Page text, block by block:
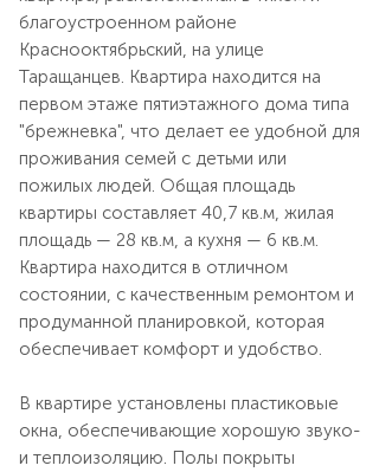
благоустроенном районе
Краснооктябрьский, на улице
Таращанцев. Квартира находится на
первом этаже пятиэтажного дома типа
"брежневка", что делает ее удобной для
проживания семей с детьми или
пожилых людей. Общая площадь
квартиры составляет 40,7 кв.м, жилая
площадь — 28 кв.м, а кухня — 6 кв.м.
Квартира находится в отличном
состоянии, с качественным ремонтом и
продуманной планировкой, которая
обеспечивает комфорт и удобство.
В квартире установлены пластиковые
окна, обеспечивающие хорошую звуко-
и теплоизоляцию. Полы покрыты